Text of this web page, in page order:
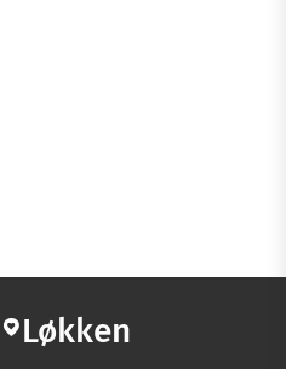
Løkken